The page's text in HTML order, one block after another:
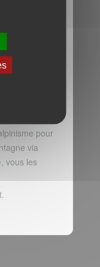
avec Stéph
pour
via
, vous les